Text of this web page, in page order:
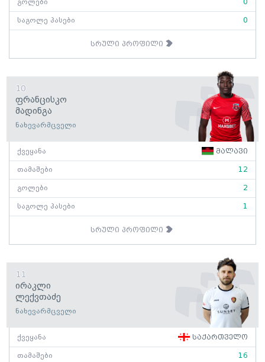
გოლები 0
საგოლე პასები 0
სრული პროფილი
10
Ფრანცისკო
Მადინგა
ნახევარმცველი
ქვეყანა მალავი
თამაშები 12
გოლები 2
საგოლე პასები 1
სრული პროფილი
11
Ირაკლი
Ლექვთაძე
ნახევარმცველი
ქვეყანა საქართველო
თამაშები 16